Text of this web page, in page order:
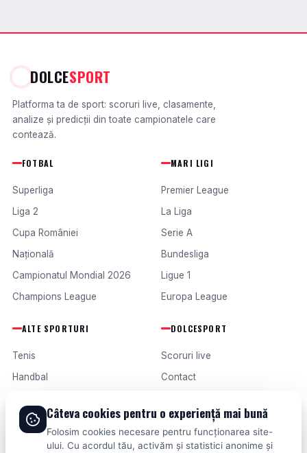
DOLCESPORT
Platforma ta de sport: scoruri live, clasamente,
analize și predicții din toate campionatele care
contează.
FOTBAL
Superliga
Liga 2
Cupa României
Națională
Campionatul Mondial 2026
Champions League
MARI LIGI
Premier League
La Liga
Serie A
Bundesliga
Ligue 1
Europa League
ALTE SPORTURI
Tenis
Handbal
Formula 1
Fotbal intern
DOLCESPORT
Scoruri live
Contact
Termeni și condiții
Câteva cookies pentru o experiență mai bună
Folosim cookies necesare pentru funcționarea site-
ului. Cu acordul tău, activăm și statistici anonime și